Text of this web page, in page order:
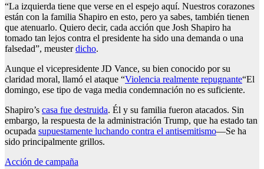
“La izquierda tiene que verse en el espejo aquí. Nuestros corazones
están con la familia Shapiro en esto, pero ya sabes, también tienen
que atenuarlo. Quiero decir, cada acción que Josh Shapiro ha
tomado tan lejos contra el presidente ha sido una demanda o una
falsedad”, meuster dicho.
Aunque el vicepresidente JD Vance, su bien conocido por su
claridad moral, llamó el ataque “Violencia realmente repugnante“El
domingo, ese tipo de vaga media condemnación no es suficiente.
Shapiro’s casa fue destruida. Él y su familia fueron atacados. Sin
embargo, la respuesta de la administración Trump, que ha estado tan
ocupada supuestamente luchando contra el antisemitismo—Se ha
sido principalmente grillos.
Acción de campaña